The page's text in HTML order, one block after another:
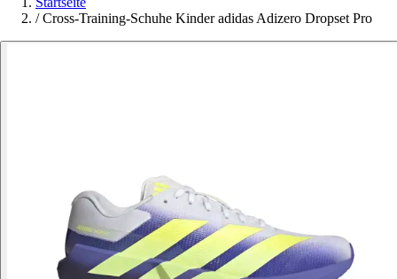
/ Cross-Training-Schuhe Kinder adidas Adizero Dropset Pro